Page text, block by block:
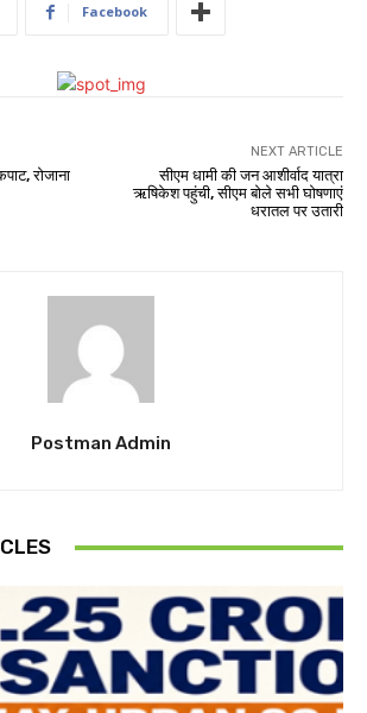
Facebook
रोजाना
NEXT ARTICLE
सीएम धामी की जन आशीर्वाद यात्रा
ऋषिकेश पहुंची, सीएम बोले सभी घोषणाएं
धरातल पर उतारी
Postman Admin